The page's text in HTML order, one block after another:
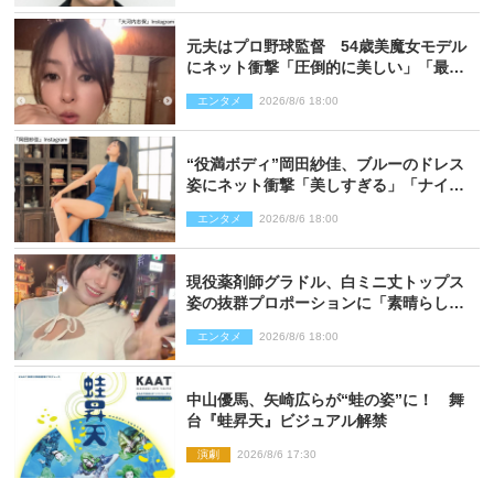
元夫はプロ野球監督 54歳美魔女モデル
にネット衝撃「圧倒的に美しい」「最強
エンタメ 2026/8/6 18:00
“役満ボディ”岡田紗佳、ブルーのドレス
姿にネット衝撃「美しすぎる」「ナイ
エンタメ 2026/8/6 18:00
現役薬剤師グラドル、白ミニ丈トップス
姿の抜群プロポーションに「素晴らしす
エンタメ 2026/8/6 18:00
中山優馬、矢崎広らが“蛙の姿”に！ 舞
台『蛙昇天』ビジュアル解禁
演劇 2026/8/6 17:30